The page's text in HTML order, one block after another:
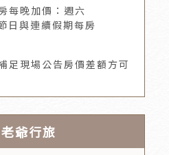
每晚加價：週六
日與連續假期每房
足現場公告房價差額方可
爺行旅